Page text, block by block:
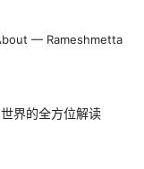
— Rameshmetta
界的全方位解读